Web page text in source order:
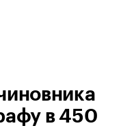
в 450